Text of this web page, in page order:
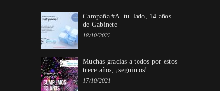
Campaña #A_tu_lado, 14 años
de Gabinete
18/10/2022
Muchas gracias a todos por estos
trece años, ¡seguimos!
17/10/2021